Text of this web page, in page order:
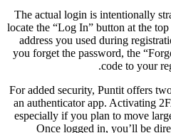
The actual login is intentionally
locate the “Log In” button at the
address you used during
you forget the password, the
code to your
For added security, Puntit offers
an authenticator app. Activating
especially if you plan to move
Once logged in, you’ll be